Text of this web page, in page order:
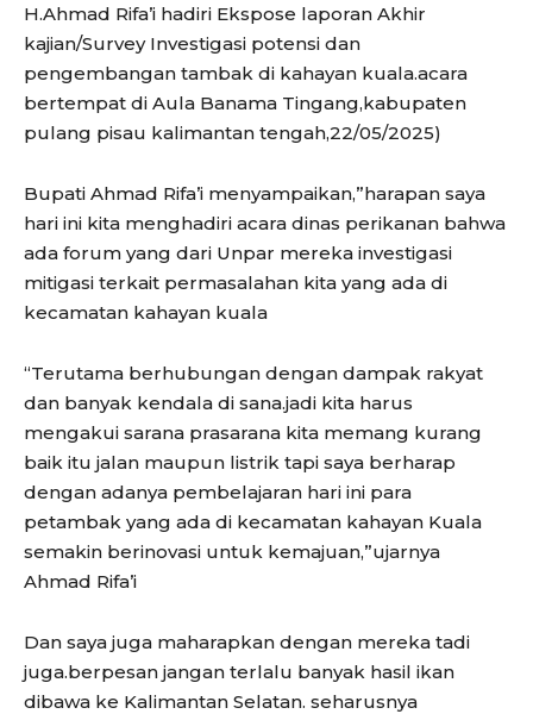
H.Ahmad Rifa’i hadiri Ekspose laporan Akhir
kajian/Survey Investigasi potensi dan
pengembangan tambak di kahayan kuala.acara
bertempat di Aula Banama Tingang,kabupaten
pulang pisau kalimantan tengah,22/05/2025)
Bupati Ahmad Rifa’i menyampaikan,”harapan saya
hari ini kita menghadiri acara dinas perikanan bahwa
ada forum yang dari Unpar mereka investigasi
mitigasi terkait permasalahan kita yang ada di
kecamatan kahayan kuala
“Terutama berhubungan dengan dampak rakyat
dan banyak kendala di sana.jadi kita harus
mengakui sarana prasarana kita memang kurang
baik itu jalan maupun listrik tapi saya berharap
dengan adanya pembelajaran hari ini para
petambak yang ada di kecamatan kahayan Kuala
semakin berinovasi untuk kemajuan,”ujarnya
Ahmad Rifa’i
Dan saya juga maharapkan dengan mereka tadi
juga.berpesan jangan terlalu banyak hasil ikan
dibawa ke Kalimantan Selatan. seharusnya